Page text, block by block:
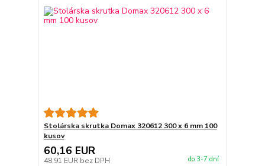
Stolárska skrutka Domax 320612 300 x 6 mm 100
kusov
60,16 EUR
48,91 EUR bez DPH do 3-7 dní